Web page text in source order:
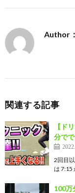
Author
関連する記事
【ド
分で
2回目
は 7:15
100万